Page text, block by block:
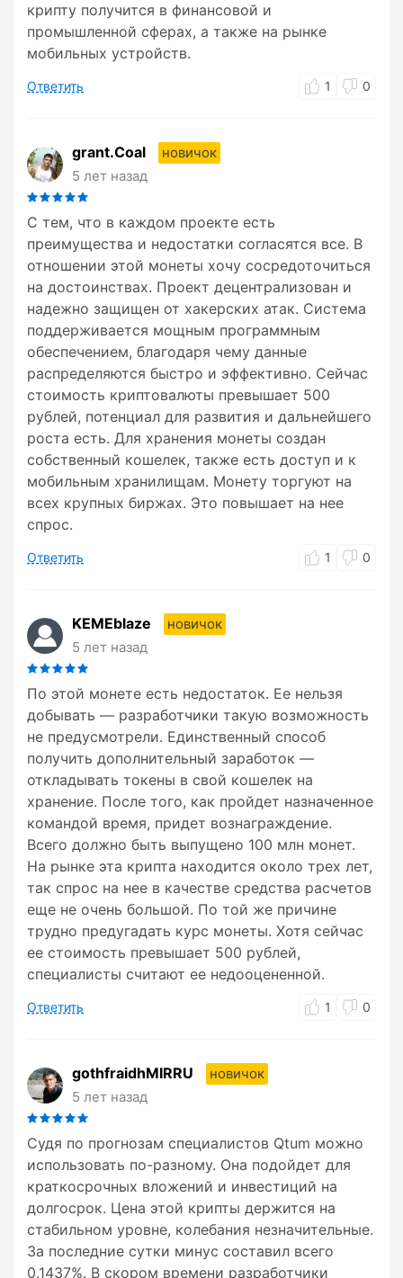
крипту получится в финансовой и
промышленной сферах, а также на рынке
мобильных устройств.
Ответить 1 0
grant.Coal
новичок
5 лет назад
С тем, что в каждом проекте есть
преимущества и недостатки согласятся все. В
отношении этой монеты хочу сосредоточиться
на достоинствах. Проект децентрализован и
надежно защищен от хакерских атак. Система
поддерживается мощным программным
обеспечением, благодаря чему данные
распределяются быстро и эффективно. Сейчас
стоимость криптовалюты превышает 500
рублей, потенциал для развития и дальнейшего
роста есть. Для хранения монеты создан
собственный кошелек, также есть доступ и к
мобильным хранилищам. Монету торгуют на
всех крупных биржах. Это повышает на нее
спрос.
Ответить 1 0
KEMEblaze
новичок
5 лет назад
По этой монете есть недостаток. Ее нельзя
добывать — разработчики такую возможность
не предусмотрели. Единственный способ
получить дополнительный заработок —
откладывать токены в свой кошелек на
хранение. После того, как пройдет назначенное
командой время, придет вознаграждение.
Всего должно быть выпущено 100 млн монет.
На рынке эта крипта находится около трех лет,
так спрос на нее в качестве средства расчетов
еще не очень большой. По той же причине
трудно предугадать курс монеты. Хотя сейчас
ее стоимость превышает 500 рублей,
специалисты считают ее недооцененной.
Ответить 1 0
gothfraidhMIRRU
новичок
5 лет назад
Судя по прогнозам специалистов Qtum можно
использовать по-разному. Она подойдет для
краткосрочных вложений и инвестиций на
долгосрок. Цена этой крипты держится на
стабильном уровне, колебания незначительные.
За последние сутки минус составил всего
0.1437%. В скором времени разработчики